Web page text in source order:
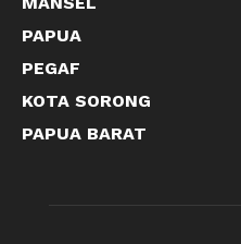
PAPUA
PEGAF
KOTA SORONG
PAPUA BARAT